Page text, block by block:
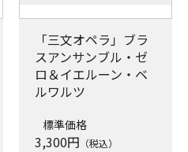
「三文オペラ」ブラ
スアンサンブル・ゼ
ロ＆イエルーン・ベ
ルワルツ
標準価格
3,300円 （税込）